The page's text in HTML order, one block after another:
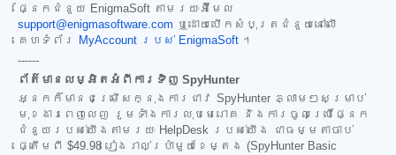
ផ្នែកជំនួយ EnigmaSoft តាមរយៈអ៊ីមែល
support@enigmasoftware.com ឬដោយបើកសំបុត្រជំនួយនៅលើ
គេហទំព័រ
MyAccount របស់ EnigmaSoft ។
------
ព័ត៌មានលម្អិតអំពីការទិញ SpyHunter
អ្នកក៏មានជម្រើសក្នុងការជាវ SpyHunter ភ្លាមៗសម្រាប់
មុខងារពេញលេញ រួមទាំងការលុបមេរោគ និងការចូលប្រើផ្នែក
ជំនួយរបស់យើងតាមរយៈ HelpDesk របស់យើង ជាធម្មតាចាប់
ផ្តើមពី $49.98 រៀងរាល់ប្រាំមួយខែម្តង (SpyHunter Basic